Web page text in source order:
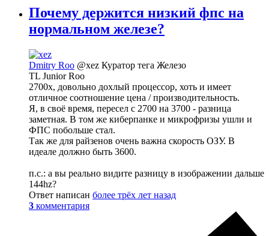
Почему держится низкий фпс на
нормальном железе?
Dmitry Roo @xez Куратор тега Железо
TL Junior Roo
2700x, довольно дохлый процессор, хоть и имеет
отличное соотношение цена / производительность.
Я, в своё время, пересел с 2700 на 3700 - разница
заметная. В том же киберпанке и микрофризы ушли и
ФПС побольше стал.
Так же для райзенов очень важна скорость ОЗУ. В
идеале должно быть 3600.
п.с.: а вы реально видите разницу в изображении дальше
144hz?
Ответ написан более трёх лет назад
3 комментария